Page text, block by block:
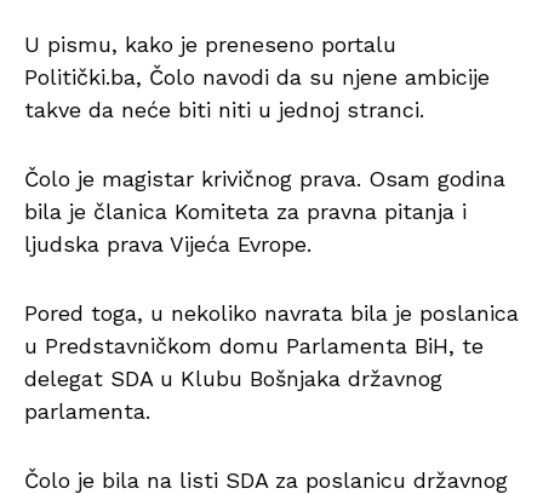
U pismu, kako je preneseno portalu
Politički.ba, Čolo navodi da su njene ambicije
takve da neće biti niti u jednoj stranci.
Čolo je magistar krivičnog prava. Osam godina
bila je članica Komiteta za pravna pitanja i
ljudska prava Vijeća Evrope.
Pored toga, u nekoliko navrata bila je poslanica
u Predstavničkom domu Parlamenta BiH, te
delegat SDA u Klubu Bošnjaka državnog
parlamenta.
Čolo je bila na listi SDA za poslanicu državnog